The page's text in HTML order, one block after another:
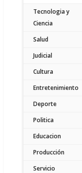
Tecnologia y
Ciencia
Salud
Judicial
Cultura
Entretenimiento
Deporte
Politica
Educacion
Producción
Servicio